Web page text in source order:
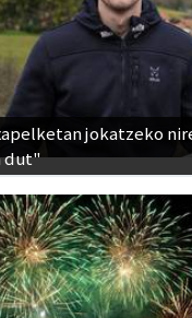
jokatzeko
dut"